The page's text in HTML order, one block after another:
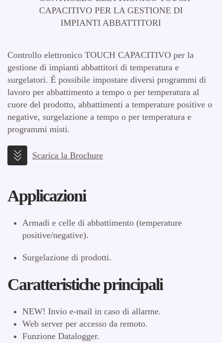
Controllo elettronico TOUCH CAPACITIVO per la
gestione di impianti abbattitori di temperatura e
surgelatori. È possibile impostare diversi programmi di
lavoro per abbattimento a tempo o per temperatura al
cuore del prodotto, abbattimenti a temperature positive o
negative, surgelazione a tempo o per temperatura e
programmi misti.
Scarica la Brochure
Applicazioni
Armadi e celle di abbattimento (temperature
positive/negative).
Surgelazione di prodotti.
Caratteristiche principali
NEW! Invio e-mail in caso di allarme.
Web server per accesso da remoto.
Funzione Datalogger.